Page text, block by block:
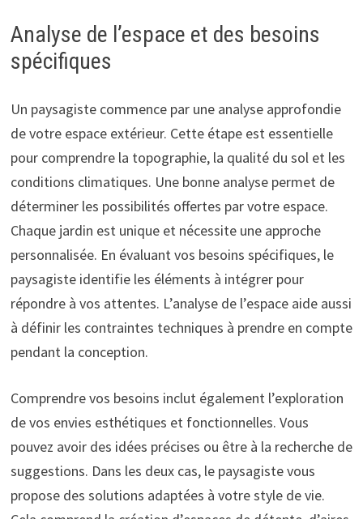
Analyse de l’espace et des besoins
spécifiques
Un paysagiste commence par une analyse approfondie
de votre espace extérieur. Cette étape est essentielle
pour comprendre la topographie, la qualité du sol et les
conditions climatiques. Une bonne analyse permet de
déterminer les possibilités offertes par votre espace.
Chaque jardin est unique et nécessite une approche
personnalisée. En évaluant vos besoins spécifiques, le
paysagiste identifie les éléments à intégrer pour
répondre à vos attentes. L’analyse de l’espace aide aussi
à définir les contraintes techniques à prendre en compte
pendant la conception.
Comprendre vos besoins inclut également l’exploration
de vos envies esthétiques et fonctionnelles. Vous
pouvez avoir des idées précises ou être à la recherche de
suggestions. Dans les deux cas, le paysagiste vous
propose des solutions adaptées à votre style de vie.